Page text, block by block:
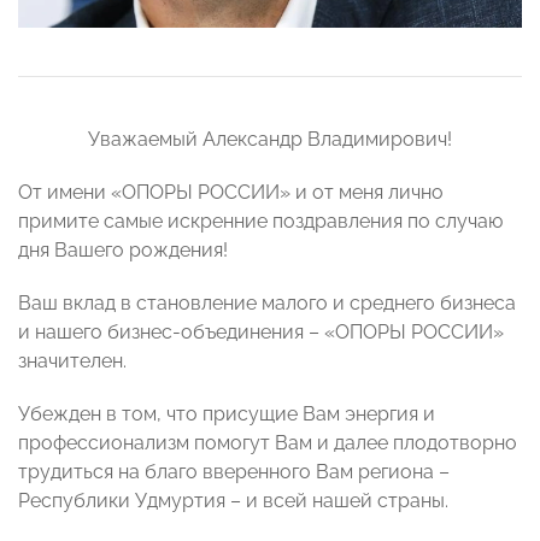
Уважаемый Александр Владимирович!
От имени «ОПОРЫ РОССИИ» и от меня лично
примите самые искренние поздравления по случаю
дня Вашего рождения!
Ваш вклад в становление малого и среднего бизнеса
и нашего бизнес-объединения – «ОПОРЫ РОССИИ»
значителен.
Убежден в том, что присущие Вам энергия и
профессионализм помогут Вам и далее плодотворно
трудиться на благо вверенного Вам региона –
Республики Удмуртия – и всей нашей страны.